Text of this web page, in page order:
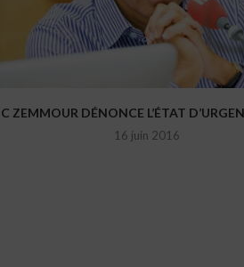
ZEMMOUR DÉNONCE L’ÉTAT
16 juin 2016